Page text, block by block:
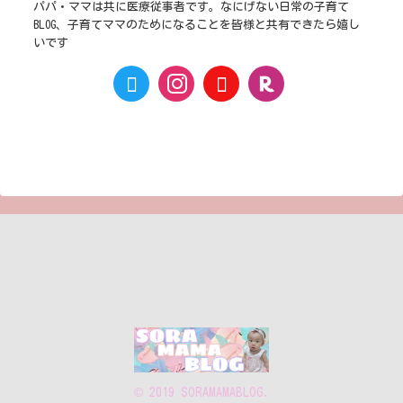
パパ・ママは共に医療従事者です。なにげない日常の子育て
BLOG、子育てママのためになることを皆様と共有できたら嬉し
いです
© 2019 SORAMAMABLOG.